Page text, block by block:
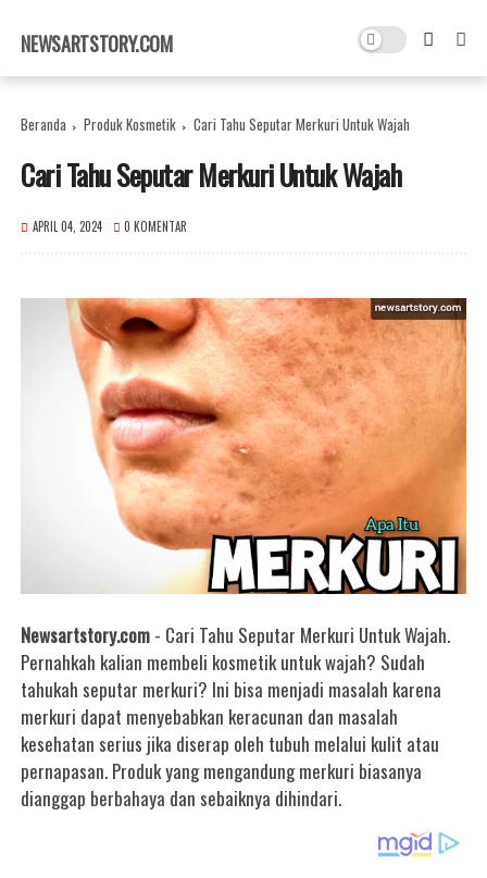
×
NEWSARTSTORY.COM
Beranda Produk Kosmetik Cari Tahu Seputar Merkuri Untuk Wajah
Cari Tahu Seputar Merkuri Untuk Wajah
APRIL 04, 2024 0 KOMENTAR
Newsartstory.com - Cari Tahu Seputar Merkuri Untuk Wajah.
Pernahkah kalian membeli kosmetik untuk wajah? Sudah
tahukah seputar merkuri? Ini bisa menjadi masalah karena
merkuri dapat menyebabkan keracunan dan masalah
kesehatan serius jika diserap oleh tubuh melalui kulit atau
pernapasan. Produk yang mengandung merkuri biasanya
dianggap berbahaya dan sebaiknya dihindari.